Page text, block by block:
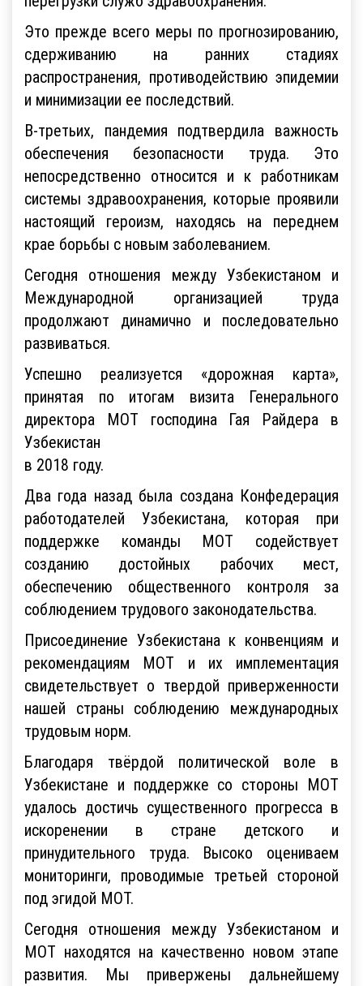
Это прежде всего меры по прогнозированию,
сдерживанию на ранних стадиях
распространения, противодействию эпидемии
и минимизации ее последствий.
В-третьих, пандемия подтвердила важность
обеспечения безопасности труда. Это
непосредственно относится и к работникам
системы здравоохранения, которые проявили
настоящий героизм, находясь на переднем
крае борьбы с новым заболеванием.
Сегодня отношения между Узбекистаном и
Международной организацией труда
продолжают динамично и последовательно
развиваться.
Успешно реализуется «дорожная карта»,
принятая по итогам визита Генерального
директора МОТ господина Гая Райдера в
Узбекистан
в 2018 году.
Два года назад была создана Конфедерация
работодателей Узбекистана, которая при
поддержке команды МОТ содействует
созданию достойных рабочих мест,
обеспечению общественного контроля за
соблюдением трудового законодательства.
Присоединение Узбекистана к конвенциям и
рекомендациям МОТ и их имплементация
свидетельствует о твердой приверженности
нашей страны соблюдению международных
трудовым норм.
Благодаря твёрдой политической воле в
Узбекистане и поддержке со стороны МОТ
удалось достичь существенного прогресса в
искоренении в стране детского и
принудительного труда. Высоко оцениваем
мониторинги, проводимые третьей стороной
под эгидой МОТ.
Сегодня отношения между Узбекистаном и
МОТ находятся на качественно новом этапе
развития. Мы привержены дальнейшему